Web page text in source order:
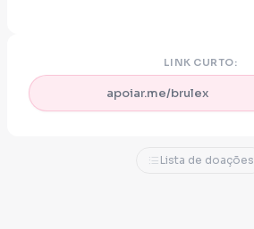
LINK CURTO:
apoiar.me/brulex
Lista de doações